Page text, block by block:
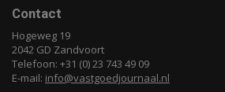
Contact
Hogeweg 19
2042 GD Zandvoort
Telefoon: +31 (0) 23 743 49 09
E-mail: info@vastgoedjournaal.nl